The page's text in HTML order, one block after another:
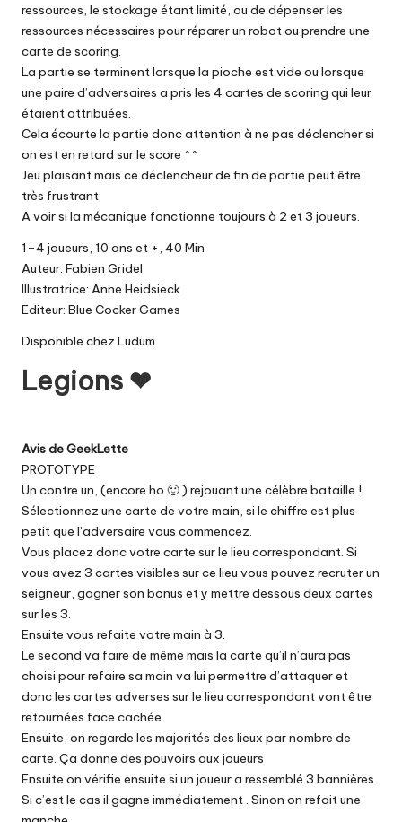
ressources, le stockage étant limité, ou de dépenser les
ressources nécessaires pour réparer un robot ou prendre une
carte de scoring.
La partie se terminent lorsque la pioche est vide ou lorsque
une paire d’adversaires a pris les 4 cartes de scoring qui leur
étaient attribuées.
Cela écourte la partie donc attention à ne pas déclencher si
on est en retard sur le score ^^
Jeu plaisant mais ce déclencheur de fin de partie peut être
très frustrant.
A voir si la mécanique fonctionne toujours à 2 et 3 joueurs.
1–4 joueurs, 10 ans et +, 40 Min
Auteur: Fabien Gridel
Illustratrice: Anne Heidsieck
Editeur: Blue Cocker Games
Disponible chez Ludum
Legions ❤
Avis de GeekLette
PROTOTYPE
Un contre un, (encore ho 🙂 ) rejouant une célèbre bataille !
Sélectionnez une carte de votre main, si le chiffre est plus
petit que l’adversaire vous commencez.
Vous placez donc votre carte sur le lieu correspondant. Si
vous avez 3 cartes visibles sur ce lieu vous pouvez recruter un
seigneur, gagner son bonus et y mettre dessous deux cartes
sur les 3.
Ensuite vous refaite votre main à 3.
Le second va faire de même mais la carte qu’il n’aura pas
choisi pour refaire sa main va lui permettre d’attaquer et
donc les cartes adverses sur le lieu correspondant vont être
retournées face cachée.
Ensuite, on regarde les majorités des lieux par nombre de
carte. Ça donne des pouvoirs aux joueurs
Ensuite on vérifie ensuite si un joueur a ressemblé 3 bannières.
Si c’est le cas il gagne immédiatement . Sinon on refait une